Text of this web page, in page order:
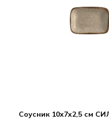
Соусник 10x7x2,5 см